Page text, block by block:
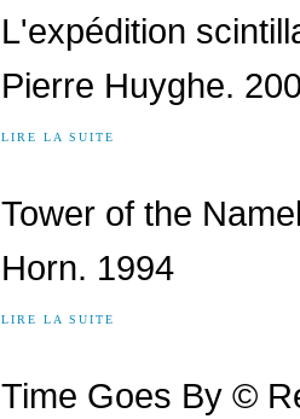
L'expédition
Pierre Huyghe.
LIRE LA SUITE
Tower of the
Horn. 1994
LIRE LA SUITE
Time Goes By ©